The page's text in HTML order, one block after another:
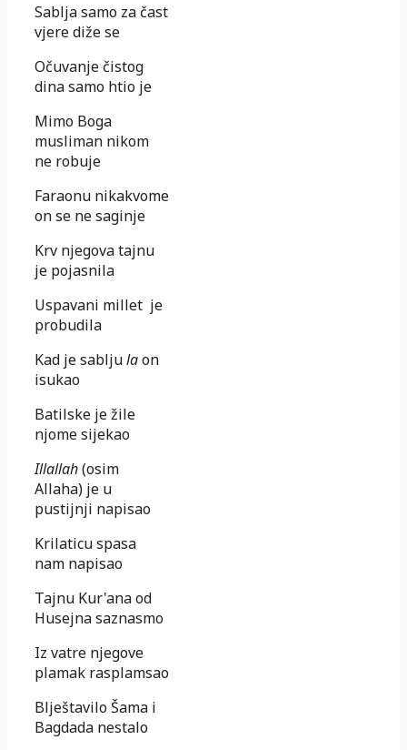
Sablja samo za čast
vjere diže se
Očuvanje čistog
dina samo htio je
Mimo Boga
musliman nikom
ne robuje
Faraonu nikakvome
on se ne saginje
Krv njegova tajnu
je pojasnila
Uspavani millet je
probudila
Kad je sabljulaon
isukao
Batilske je žile
njome sijekao
Illallah(osim
Allaha) je u
pustijnji napisao
Krilaticu spasa
nam napisao
Tajnu Kur'ana od
Husejna saznasmo
Iz vatre njegove
plamak rasplamsao
Blještavilo Šama i
Bagdada nestalo